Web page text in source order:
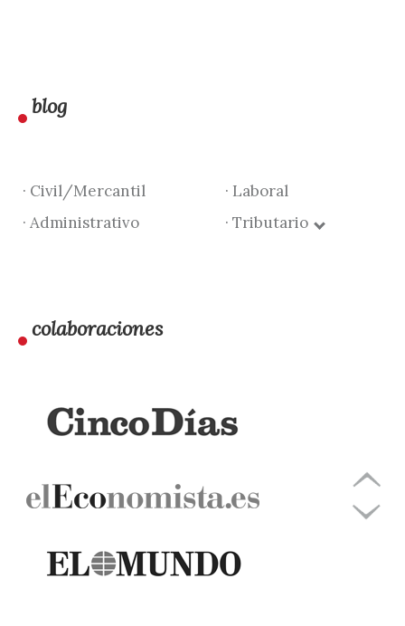
blog
· Civil/Mercantil
· Laboral
· Administrativo
· Tributario
colaboraciones